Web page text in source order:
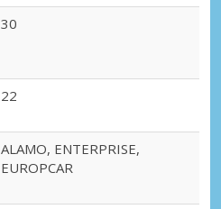
30
22
ALAMO, ENTERPRISE,
EUROPCAR